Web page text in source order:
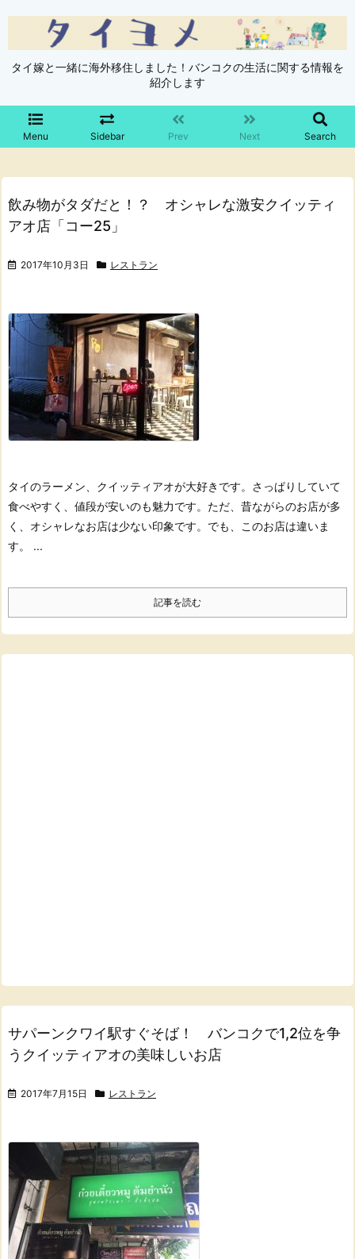
タイ嫁と一緒に海外移住しました！バンコクの生活に関する情報を
紹介します
Menu Sidebar Prev Next Search
飲み物がタダだと！？ オシャレな激安クイッティ
アオ店「コー25」
2017年10月3日 レストラン
タイのラーメン、クイッティアオが大好きです。 さっぱりしていて
食べやすく、値段が安いのも魅力です。 ただ、昔ながらのお店が多
く、 オシャレなお店は少ない印象です。 でも、このお店は違いま
す。 ...
記事を読む
サパーンクワイ駅すぐそば！ バンコクで1,2位を争
うクイッティアオの美味しいお店
2017年7月15日 レストラン